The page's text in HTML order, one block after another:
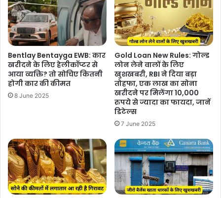
Bentlay Bentayga EWB: कार
खरीदने के लिए हेलीकॉप्टर से
आया व्यक्ति? तो सोचिए कितनी
होगी कार की कीमत
8 June 2025
Gold Loan New Rules: गोल्ड
लोन लेने वालों के लिए
खुशखबरी, RBI ने दिया बड़ा
तोहफा, एक लाख का सोना
खरीदने पर मिलेंगा 10,000
रुपये से ज्यादा का फायदा, जानें
डिटेल्स
7 June 2025